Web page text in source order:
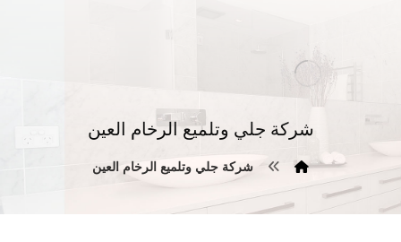
شركة جلي وتلميع الرخام العين
شركة جلي وتلميع الرخام العين